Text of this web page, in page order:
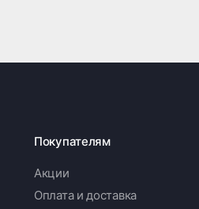
Покупателям
Акции
Оплата и доставка